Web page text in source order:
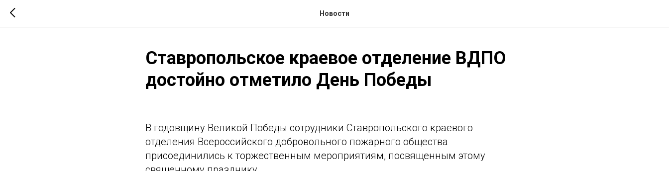
Новости
Ставропольское краевое отделение ВДПО
достойно отметило День Победы
В годовщину Великой Победы сотрудники Ставропольского краевого
отделения Всероссийского добровольного пожарного общества
присоединились к торжественным мероприятиям, посвященным этому